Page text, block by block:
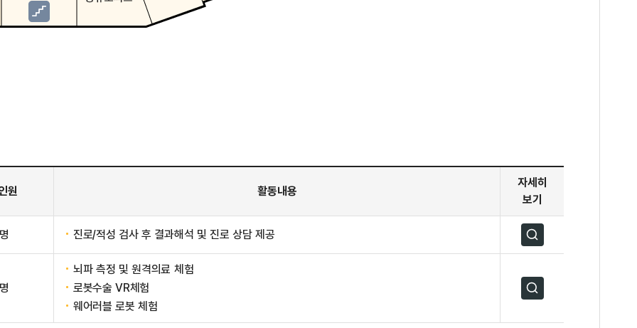
원 활동내용
자세히
보기
진로/적성 검사 후 결과해석 및 진로 상담 제공
자세히보기
뇌파 측정 및 원격의료 체험
로봇수술 VR체험
웨어러블 로봇 체험
자세히보기